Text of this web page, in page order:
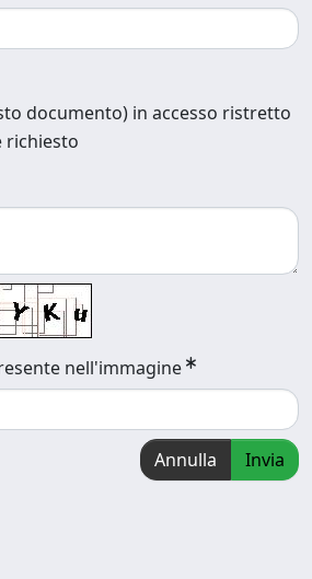
documento) in accesso ristretto
richiesto
nell'immagine
Annulla Invia